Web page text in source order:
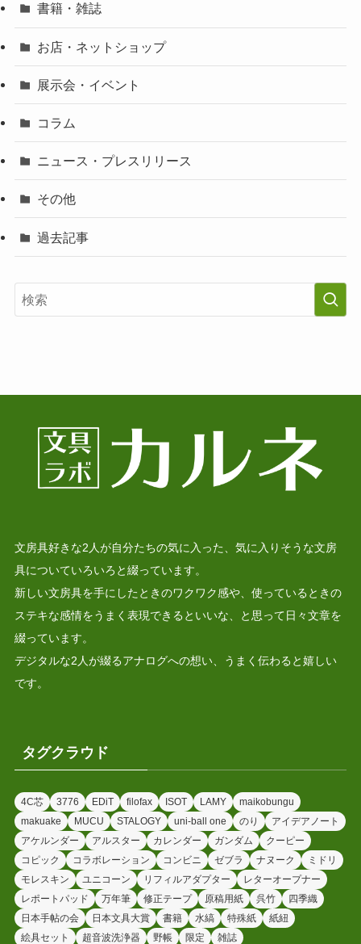
書籍・雑誌
お店・ネットショップ
展示会・イベント
コラム
ニュース・プレスリリース
その他
過去記事
文房具好きな2人が自分たちの気に入った、気に入りそうな文房
具についていろいろと綴っています。
新しい文房具を手にしたときのワクワク感や、使っているときの
ステキな感情をうまく表現できるといいな、と思って日々文章を
綴っています。
デジタルな2人が綴るアナログへの想い、うまく伝わると嬉しい
です。
タグクラウド
4C芯 3776 EDiT filofax ISOT LAMY
maikobungu
makuake
MUCU STALOGY uni-ball one のり
アイデアノート
アケルンダー
アルスター カレンダー ガンダム
クーピー
コピック
コラボレーション コンビニ ゼブラ ナヌーク
ミドリ
モレスキン
ユニコーン リフィルアダプター
レターオープナー
レポートパッド
万年筆 修正テープ 原稿用紙 呉竹
四季織
日本手帖の会
日本文具大賞 書籍 水縞 特殊紙
紙紐
絵具セット
超音波洗浄器 野帳 限定 雑誌